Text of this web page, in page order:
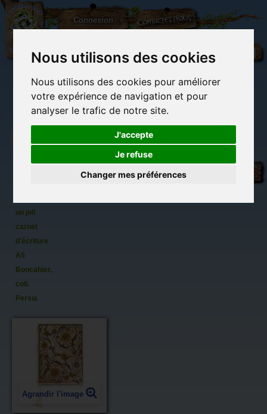
Nous utilisons des cookies
Nous utilisons des cookies pour améliorer
votre expérience de navigation et pour
analyser le trafic de notre site.
J'accepte
Je refuse
Changer mes préférences
L'Arbre
aux
100.000
Connexion Contactez-nous
(vide)
Librairie des
Carterie
originale
Activités
détente et jeux
Objets déco et
un joli
carnet
d'écriture
A5
Boncahier,
coll.
Persia
Agrandir l'image